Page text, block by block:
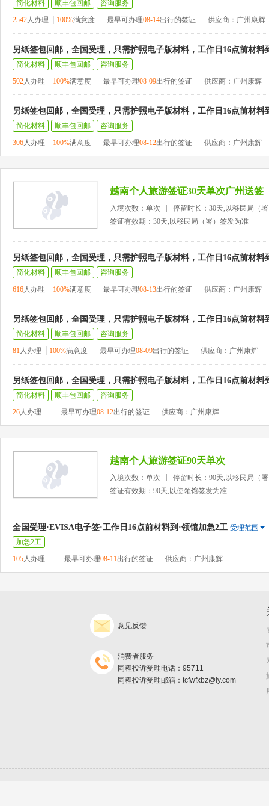
简化材料 顺丰包回邮
咨询服务
2542人办理 100%满意度 最早可办理08-14出行的签证 供应商：广州康辉
另纸签包回邮，全国受理，只需护照电子版材料，工作日16点前材料
简化材料 顺丰包回邮
咨询服务
502人办理 100%满意度 最早可办理08-09出行的签证 供应商：广州康辉
另纸签包回邮，全国受理，只需护照电子版材料，工作日16点前材料
简化材料 顺丰包回邮
咨询服务
306人办理 100%满意度 最早可办理08-12出行的签证 供应商：广州康辉
越南个人旅游签证30天单次广州送签
入境次数：单次
停留时长：30天,以移民局（
签证有效期：30天,以移民局（署）签发为准
另纸签包回邮，全国受理，只需护照电子版材料，工作日16点前材料
简化材料 顺丰包回邮
咨询服务
616人办理 100%满意度 最早可办理08-13出行的签证 供应商：广州康辉
另纸签包回邮，全国受理，只需护照电子版材料，工作日16点前材料
简化材料 顺丰包回邮
咨询服务
81人办理 100%满意度 最早可办理08-09出行的签证 供应商：广州康辉
另纸签包回邮，全国受理，只需护照电子版材料，工作日16点前材料
简化材料 顺丰包回邮
咨询服务
26人办理 最早可办理08-12出行的签证 供应商：广州康辉
越南个人旅游签证90天单次
入境次数：单次
停留时长：90天,以移民局（
签证有效期：90天,以使领馆签发为准
全国受理·EVISA电子签·工作日16点前材料到·领馆加急2工 受理范围
加急2工
105人办理 最早可办理08-11出行的签证 供应商：广州康辉
意见反馈
消费者服务
同程投诉受理电话：95711
同程投诉受理邮箱：tcfwfxbz@ly.com